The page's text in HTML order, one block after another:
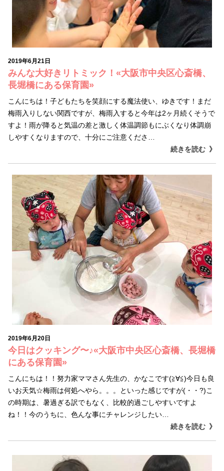
2019年6月21日
みんな大好きリトミック！«大阪市中央区心斎橋、
長堀橋にある保育園»
こんにちは！子どもたちを笑顔にする魔法使い、ゆきです！まだ
梅雨入りしない関西ですが、梅雨入すると今年は2ヶ月続くそうで
すよ！雨が降ると気温の差と激しく体温調節もにぶくなり体調崩
しやすくなりますので、十分にご注意くださ…
続きを読む
2019年6月20日
今日はクッキング〜♪«大阪市中央区心斎橋、長堀橋
にある保育園»
こんにちは！！努力家ママさん先生の、かなこです(≧∀≦)今日も良
いお天気☆梅雨は何処へやら。。。といった感じですが(・・?)こ
の時期は、暑過ぎる訳でもなく、比較的過ごしやすいですよ
ね！！今のうちに、色んな事にチャレンジしたい…
続きを読む